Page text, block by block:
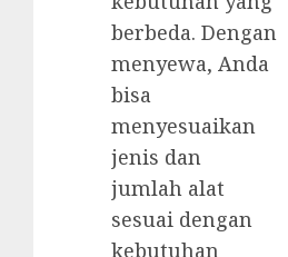
berbeda. Dengan
menyewa, Anda
bisa
menyesuaikan
jenis dan
jumlah alat
sesuai dengan
kebutuhan